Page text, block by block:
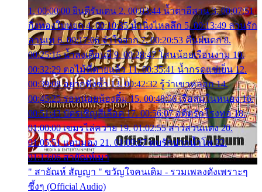
1. 00:00:00 ยินดีรับเดน 2. 00:03:44 น้ำตาอีสาน 3. 00:07:51
กิ่งทองใบหยก 4. 00:10:35 น้ำนิ่งไหลลึก 5. 00:13:49 ลานรัก
ลานเท 6. 00:17:06 จำใจจาก 7. 00:20:53 คืนฝนตก 8.
00:25:16 น้ำลงเดือนยี่ 9. 00:28:47 โสนน้อยเรือนงาม 10.
00:32:29 ตอไม้ที่ตายแล้ว 11. 00:35:41 น้ำกรดแช่เย็น 12.
00:39:08 อยากฟังซ้ำ 13. 00:42:32 รู้ว่าเขาหลอก 14.
00:45:25 รอหน่อยน้องติ๋ม 15. 00:48:56 เรือล่มในหนอง 16.
00:51:43 บัตรเชิญสีเลือด 17. 00:56:07 อดีตรักโรงทอ 18.
01:00:00 เขมรไล่ควาย 19. 01:02:55 สาวสวนแตง 20.
01:05:51 แอบมอง 21. 01:09:27 พบรักปากน้ำโพ 22.
01:13:06 สายัณห์เมา
" สายัณห์ สัญญา " ขวัญใจคนเดิม - รวมเพลงดังเพราะๆ
ซึ้งๆ (Official Audio)